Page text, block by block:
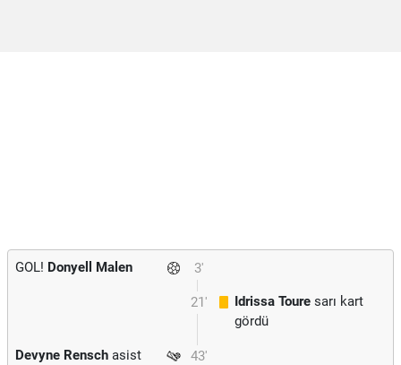
3'
GOL! Donyell Malen
21' Idrissa Toure sarı kart
gördü
43'
Devyne Rensch asist